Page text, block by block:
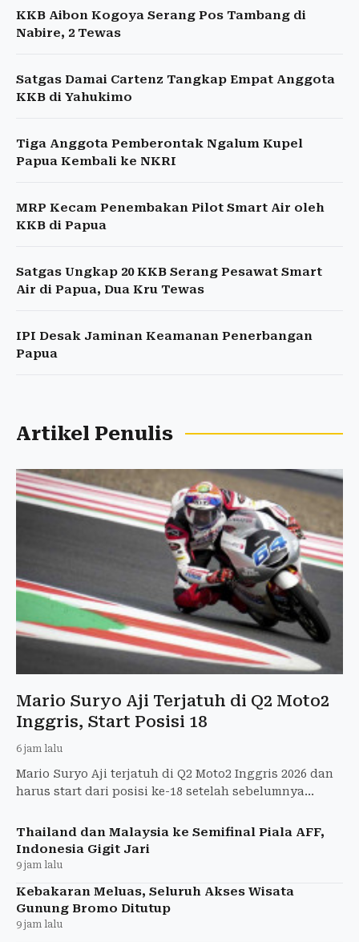
KKB Aibon Kogoya Serang Pos Tambang di
Nabire, 2 Tewas
Satgas Damai Cartenz Tangkap Empat Anggota
KKB di Yahukimo
Tiga Anggota Pemberontak Ngalum Kupel
Papua Kembali ke NKRI
MRP Kecam Penembakan Pilot Smart Air oleh
KKB di Papua
Satgas Ungkap 20 KKB Serang Pesawat Smart
Air di Papua, Dua Kru Tewas
IPI Desak Jaminan Keamanan Penerbangan
Papua
Artikel Penulis
Mario Suryo Aji Terjatuh di Q2 Moto2
Inggris, Start Posisi 18
6 jam lalu
Mario Suryo Aji terjatuh di Q2 Moto2 Inggris 2026 dan
harus start dari posisi ke-18 setelah sebelumnya
Thailand dan Malaysia ke Semifinal Piala AFF,
Indonesia Gigit Jari
9 jam lalu
Kebakaran Meluas, Seluruh Akses Wisata
Gunung Bromo Ditutup
9 jam lalu